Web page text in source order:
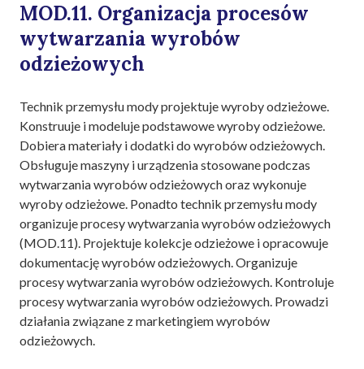
MOD.11. Organizacja procesów
wytwarzania wyrobów
odzieżowych
Technik przemysłu mody projektuje wyroby odzieżowe.
Konstruuje i modeluje podstawowe wyroby odzieżowe.
Dobiera materiały i dodatki do wyrobów odzieżowych.
Obsługuje maszyny i urządzenia stosowane podczas
wytwarzania wyrobów odzieżowych oraz wykonuje
wyroby odzieżowe. Ponadto technik przemysłu mody
organizuje procesy wytwarzania wyrobów odzieżowych
(MOD.11). Projektuje kolekcje odzieżowe i opracowuje
dokumentację wyrobów odzieżowych. Organizuje
procesy wytwarzania wyrobów odzieżowych. Kontroluje
procesy wytwarzania wyrobów odzieżowych. Prowadzi
działania związane z marketingiem wyrobów
odzieżowych.